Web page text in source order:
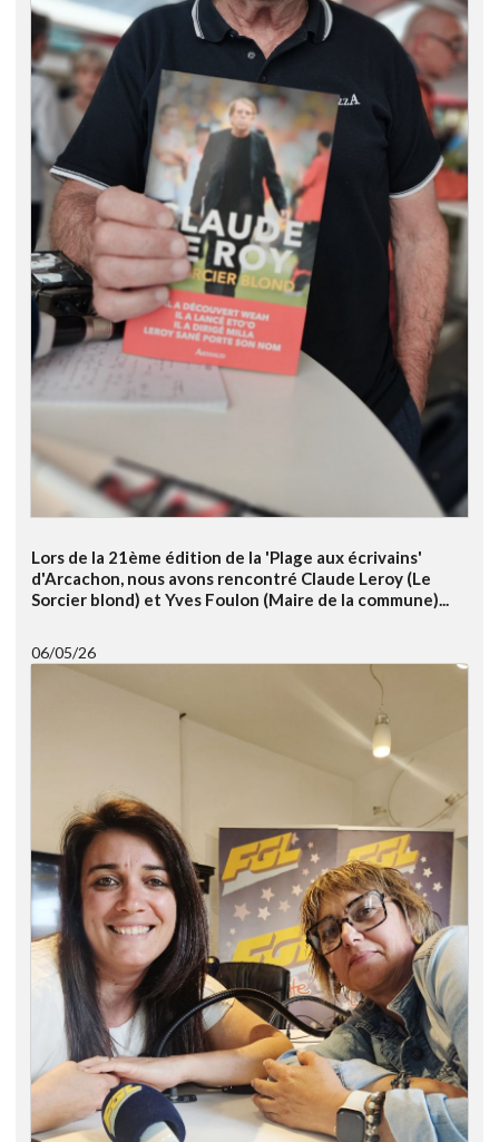
Lors de la 21ème édition de la 'Plage aux écrivains'
d'Arcachon, nous avons rencontré Claude Leroy (Le
Sorcier blond) et Yves Foulon (Maire de la commune)...
06/05/26